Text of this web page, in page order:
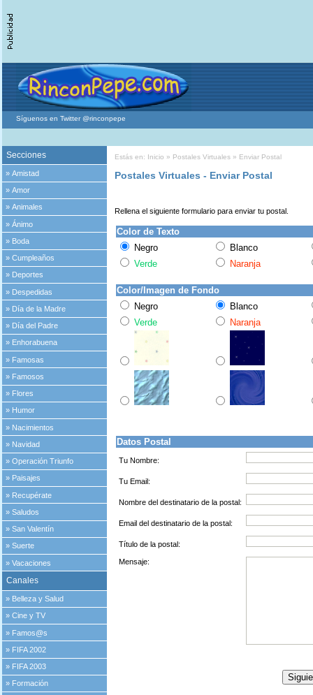
Síguenos en Twitter @rinconpepe
Secciones
»Amistad
»Amor
»Animales
»Ánimo
» Boda
»Cumpleaños
» Deportes
» Despedidas
» Día de la Madre
» Día del Padre
» Enhorabuena
» Famosas
» Famosos
» Flores
» Humor
» Nacimientos
» Navidad
»Operación Triunfo
» Paisajes
» Recupérate
»Saludos
»San Valentín
»Suerte
»Vacaciones
Canales
» Belleza y Salud
»Cine y TV
» Famos@s
» FIFA 2002
» FIFA 2003
» Formación
Estás en: Inicio » Postales Virtuales» Enviar Postal
Postales Virtuales - Enviar Postal
Rellena el siguiente formulario para enviar tu postal.
Color de Texto
Negro
Blanco
Verde
Naranja
Color/Imagen de Fondo
Negro
Blanco
Verde
Naranja
Datos Postal
Tu Nombre:
Tu Email:
Nombre del destinatario de la postal:
Email del destinatario de la postal:
Título de la postal:
Mensaje: